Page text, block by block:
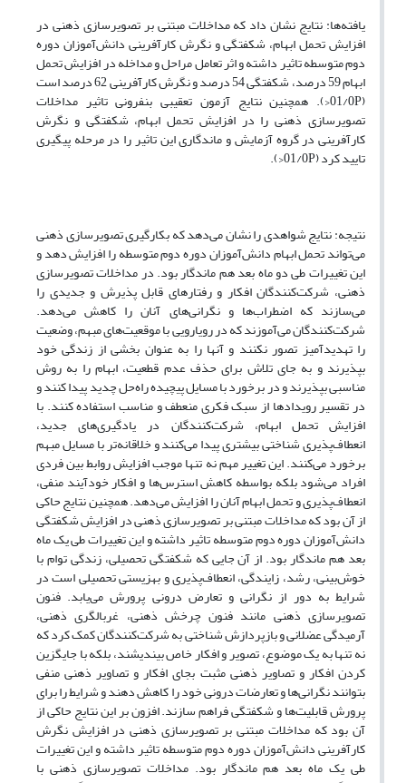
یافته‌ها: نتایج نشان داد که مداخلات مبتنی بر تصویرسازی ذهنی در
افزایش تحمل ابهام، شکفتگی و نگرش کارآفرینی دانش‌آموزان دوره
دوم متوسطه تاثیر داشته و اثر تعامل مراحل و مداخله در افزایش تحمل
ابهام 59 درصد، شکفتگی 54 درصد و نگرش کارآفرینی 62 درصد است
(01/0P<). همچنین نتایج آزمون تعقیبی بنفرونی تاثیر مداخلات
تصویرسازی ذهنی را در افزایش تحمل ابهام، شکفتگی و نگرش
کارآفرینی در گروه آزمایش و ماندگاری این تاثیر را در مرحله پیگیری
تایید کرد (01/0P<).
نتیجه: نتایج شواهدی را نشان می‌دهد که بکارگیری تصویرسازی ذهنی
می‌تواند تحمل ابهام دانش‌آموزان دوره دوم متوسطه را افزایش دهد و
این تغییرات طی دو ماه بعد هم ماندگار بود. در مداخلات تصویرسازی
ذهنی، شرکت‌کنندگان افکار و رفتارهای قابل پذیرش و جدیدی را
می‌سازند که اضطراب‌ها و نگرانی‌های آنان را کاهش می‌دهد.
شرکت‌کنندگان می‌آموزند که در رویارویی با موقعیت‌های مبهم، وضعیت
را تهدیدآمیز تصور نکنند و آنها را به عنوان بخشی از زندگی خود
بپذیرند و به جای تلاش برای حذف عدم قطعیت، ابهام را به روش
مناسبی بپذیرند و در برخورد با مسایل پیچیده راه‌حل چدید پیدا کنند و
در تقسیر رویدادها از سبک فکری منعطف و مناسب استفاده کنند. با
افزایش تحمل ابهام، شرکت‌کنندگان در یادگیری‌های جدید،
انعطاف‌پذیری شناختی بیشتری پیدا می‌کنند و خلاقانه‌تر با مسایل مبهم
برخورد می‌کنند. این تغییر مهم نه تنها موجب افزایش روابط بین فردی
افراد می‌شود بلکه بواسطه کاهش استرس‌ها و افکار خودآیند منفی،
انعطاف‌پذیری و تحمل ابهام آنان را افزایش می‌دهد. همچنین نتایج حاکی
از آن بود که مداخلات مبتنی بر تصویرسازی ذهنی در افزایش شکفتگی
دانش‌آموزان دوره دوم متوسطه تاثیر داشته و این تغییرات طی یک ماه
بعد هم ماندگار بود. از آن جایی که شکفتگی تحصیلی، زندگی توام با
خوش‌بینی، رشد، زایندگی، انعطاف‌پذیری و بهزیستی تحصیلی است در
شرایط به دور از نگرانی و تعارض درونی پرورش می‌یابد. فنون
تصویرسازی ذهنی مانند فنون چرخش ذهنی، غربالگری ذهنی،
آرمیدگی عضلانی و بازپردازش شناختی به شرکت‌کنندگان کمک کرد که
نه تنها به یک موضوع، تصویر و افکار خاص بیندیشند، بلکه با جایگزین
کردن افکار و تصاویر ذهنی مثبت بجای افکار و تصاویر ذهنی منفی
بتوانند نگرانی‌ها و تعارضات درونی خود را کاهش دهند و شرایط را برای
پرورش قابلیت‌ها و شکفتگی فراهم ‌سازند. افزون بر این نتایج حاکی از
آن بود که مداخلات مبتنی بر تصویرسازی ذهنی در افزایش نگرش
کارآفرینی دانش‌آموزان دوره دوم متوسطه تاثیر داشته و این تغییرات
طی یک ماه بعد هم ماندگار بود. مداخلات تصویرسازی ذهنی با